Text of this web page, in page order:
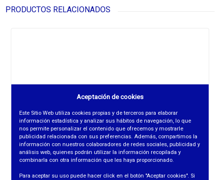
PRODUCTOS RELACIONADOS
Aceptación de cookies
Este Sitio Web utiliza cookies propias y de terceros para elaborar
información estadística y analizar sus hábitos de navegación, lo que
nos permite personalizar el contenido que ofrecemos y mostrarle
publicidad relacionada con sus preferencias. Además, compartimos la
información con nuestros colaboradores de redes sociales, publicidad y
análisis web, quienes podrán utilizar la información recopilada y
combinarla con otra información que les haya proporcionado.
Para aceptar su uso puede hacer click en el botón "Aceptar cookies". Si